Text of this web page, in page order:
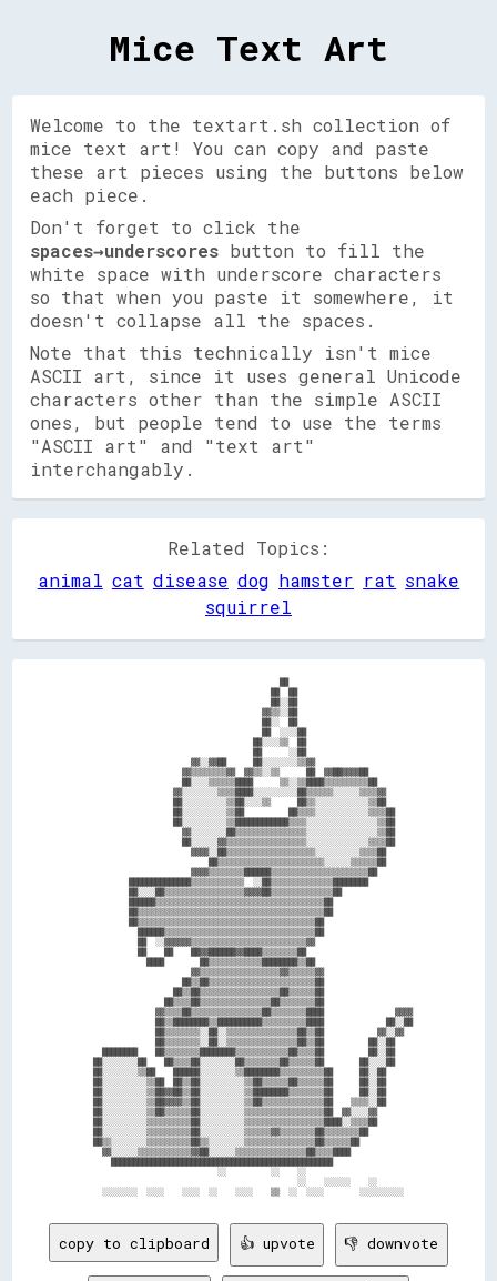
Mice Text Art
Welcome to the textart.sh collection of
mice text art! You can copy and paste
these art pieces using the buttons below
each piece.
Don't forget to click the
spaces→underscores button to fill the
white space with underscore characters
so that when you paste it somewhere, it
doesn't collapse all the spaces.
Note that this technically isn't mice
ASCII art, since it uses general Unicode
characters other than the simple ASCII
ones, but people tend to use the terms
"ASCII art" and "text art"
interchangably.
Related Topics:
animal cat disease dog hamster rat snake
squirrel
                                          ██░░██
                                        ▓▓▒▒░░██
                                        ██░░  ██
                                        ██  ░░░░██
                                      ██░░░░▒▒  ██
                                      ██      ░░██
                        ▓▓░░▓▓██      ██░░░░░░░░▒▒▓▓
                      ▓▓▒▒▒▒▒▒▒▒▓▓  ▓▓▒▒░░▒▒      ██  ▓▓██▓▓▓▓██
                      ██░░░░▒▒▒▒▒▒████      ▒▒░░▒▒████▒▒▒▒▒▒▒▒▒▒██
                    ▓▓░░░░░░░░▒▒▒▒████░░░░░░░░░░██▒▒▒▒▒▒░░░░░░▒▒▒▒▓▓
                    ██░░░░░░░░░░▒▒██░░░░▒▒      ██▒▒░░░░░░░░░░░░▒▒██
                    ██░░░░░░░░░░▒▒██          ██▒▒▒▒░░░░░░░░░░░░▒▒▒▒██
                    ██░░░░░░░░░░▒▒████████████▒▒▒▒░░░░░░░░░░░░░░░░▒▒██
                      ▓▓░░░░░░░░██▒▒▒▒▒▒▒▒▒▒▒▒▒▒▒▒░░░░░░░░░░░░░░░░▒▒██
                      ██░░░░░░▓▓▒▒▒▒▒▒▒▒▒▒▒▒▒▒▒▒▒▒░░░░░░░░░░░░░░▒▒▒▒██
                        ▓▓▓▓░░██▒▒▒▒▒▒▒▒▒▒▒▒▒▒▒▒▒▒▒▒░░░░░░░░░░▒▒▒▒██
                            ██▒▒▒▒▒▒▒▒▒▒▒▒▒▒▒▒▒▒▒▒▒▒▒▒░░░░░░▒▒▒▒▒▒██
                        ▓▓▓▓▒▒▒▒▒▒▒▒██████▒▒▒▒▒▒▒▒▒▒▒▒▒▒▒▒▒▒▒▒▒▒██
          ██████████████▒▒▒▒▒▒▒▒▒▒▒▒  ░░██▒▒▒▒▒▒▒▒▒▒▒▒▒▒████████
          ██░░░░██▒▒▒▒▒▒▒▒▒▒▒▒▒▒▒▒▒▒▓▓▓▓██▒▒▒▒▒▒▒▒▒▒▒▒▒▒██
          ██████▒▒▒▒▒▒▒▒▒▒▒▒▒▒▒▒▒▒▒▒▒▒▒▒▒▒▒▒▒▒▒▒▒▒▒▒▒▒██
          ██▒▒▒▒▒▒▒▒▒▒▒▒▒▒▒▒▒▒▒▒▒▒▒▒▒▒▒▒▒▒▒▒▒▒▒▒▒▒▒▒▒▒██
          ██▒▒▒▒▒▒▒▒▒▒▒▒▒▒▒▒▒▒▒▒▒▒▒▒▒▒▒▒▒▒▒▒▒▒▒▒▒▒▒▒██
            ██████▒▒▒▒▒▒▒▒▒▒▒▒▒▒▒▒▒▒▒▒▒▒▒▒▒▒▒▒▒▒▒▒▒▒██
            ██  ░░▓▓▓▓▓▓▒▒▒▒▒▒▒▒▒▒▒▒▒▒▒▒▒▒▒▒▒▒▒▒▒▒▓▓
            ██    ██    ██▓▓██████▓▓████▒▒▒▒▒▒▒▒██
              ████        ██▒▒▒▒▒▒▒▒▒▒▒▒████████▒▒██
                        ▓▓▒▒▒▒▒▒▒▒▒▒▒▒▒▒▒▒▒▒▓▓▒▒▒▒▒▒▓▓
                      ██▒▒██▒▒▒▒▒▒▒▒▒▒▒▒▒▒▒▒▒▒▒▒▒▒▒▒██
                    ██▒▒██▒▒▒▒▒▒▒▒▒▒▒▒▒▒▒▒▒▒██▒▒▒▒▒▒██
                  ██▒▒▒▒██▒▒▒▒▒▒▒▒▒▒▒▒▒▒▒▒██▒▒▒▒▒▒▒▒██
                ▓▓▒▒▒▒██▒▒▒▒▒▒▒▒▒▒▒▒▒▒▒▒██▒▒▒▒▒▒▒▒████                ▓▓▓▓
                ██▒▒████████▒▒██████████▒▒▒▒▒▒▒▒▒▒████              ██░░██
                ██▒▒▒▒▒▒▒▒░░██░░▒▒▒▒▒▒▒▒▒▒▒▒▒▒▒▒██▒▒██            ▓▓░░▓▓
                ██▒▒▒▒▒▒▒▒░░██░░▒▒▒▒▒▒▒▒▒▒▒▒▒▒▒▒██▒▒██          ██░░██
    ████████    ██▒▒▒▒▒▒▒▒████████▒▒▒▒▒▒▒▒▒▒▒▒██▒▒▒▒██          ██░░██
  ██░░░░░░░░██    ██▒▒▒▒██░░░░░░░░██▒▒▒▒▒▒▒▒██▒▒▒▒▒▒██        ██░░░░██
  ██░░░░░░░░▒▒██    ██████░░░░░░░░▒▒████████▒▒▒▒▒▒▒▒▒▒██      ██░░██
  ██░░░░░░░░░░▒▒██  ██▒▒██░░░░░░░░░░▒▒██▒▒▒▒▒▒██▒▒▒▒▒▒██      ██░░██
  ██░░░░░░░░░░▒▒██▓▓██▒▒██░░░░░░░░░░▒▒████████▒▒▒▒▒▒▒▒██      ██░░██
  ██░░░░░░░░░░▒▒██▓▓▓▓▒▒██░░░░░░░░░░▒▒██▒▒▒▒▒▒▒▒▒▒▒▒▒▒██    ▒▒▒▒░░██
  ██░░░░░░░░░░▒▒██▒▒▒▒▒▒██░░░░░░░░░░▒▒▒▒▒▒▒▒▒▒▒▒▒▒▒▒▒▒██  ▓▓░░░░▓▓
  ██░░░░░░░░░░▒▒▒▒▒▒▒▒▒▒██░░░░░░░░░░▒▒▒▒▒▒▒▒▒▒▒▒▒▒▒▒▒▒████░░▒▒▒▒██
  ██░░░░░░░░░░▒▒▒▒▒▒▒▒▒▒██░░░░░░░░░░▒▒▒▒▒▒▓▓▒▒▒▒▒▒▒▒██▒▒▒▒▒▒▒▒██
  ██▒▒░░░░░░░░▒▒▒▒▒▒▒▒▒▒██▒▒░░░░░░░░▒▒▒▒▒▒▒▒▒▒▒▒▒▒▒▒██▒▒▒▒▒▒██
    ▓▓░░░░░░▒▒▒▒▒▒▒▒▒▒▒▒▓▓██░░░░░░▒▒▒▒▒▒▒▒▒▒▒▒▒▒▒▒██▒▒▒▒████
                              ░░          ░░    ░░
                                                ░░    ░░░░░░    ░░
copy to clipboard 👍 upvote 👎 downvote